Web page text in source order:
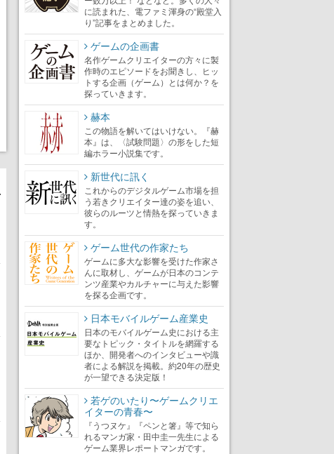
に読まれた、電ファミ渾身の“殿堂入
り”記事をまとめました。
ゲームの企画書
名作ゲームクリエイターの方々に製
作時のエピソードをお聞きし、ヒッ
トする企画（ゲーム）とは何か？を
探っていきます。
赫本
この物語を解いてはいけない。『赫
本』は、〈試験問題〉の形をした短
編ホラー小説集です。
新世代に訊く
これからのデジタルゲーム市場を担
う若きクリエイター達の姿を追い、
彼らのルーツと情熱を探っていきま
す。
ゲーム世代の作家たち
ゲームに多大な影響を受けた作家さ
んに取材し、ゲームが日本のコンテ
ンツ産業やカルチャーに与えた影響
を探る企画です。
日本モバイルゲーム産業史
日本のモバイルゲーム史における主
要なトピック・タイトルを網羅する
ほか、開発者へのインタビューや識
者による解説を掲載。約20年の歴史
が一望できる決定版！
若ゲのいたり〜ゲームクリエ
イターの青春〜
『うつヌケ』『ペンと箸』等で知ら
れるマンガ家・田中圭一先生による
ゲーム業界レポートマンガです。